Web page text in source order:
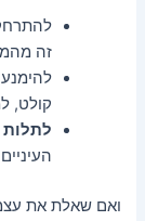
זה
קולט,
לתלות
ואם שאלת את